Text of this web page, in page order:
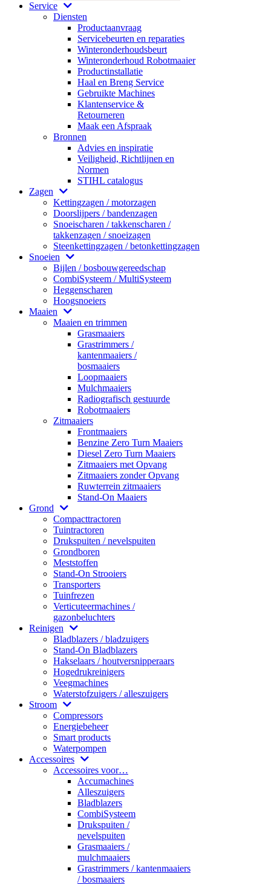
Service
Diensten
Productaanvraag
Servicebeurten en reparaties
Winteronderhoudsbeurt
Winteronderhoud Robotmaaier
Productinstallatie
Haal en Breng Service
Gebruikte Machines
Klantenservice &
Retourneren
Maak een Afspraak
Bronnen
Advies en inspiratie
Veiligheid, Richtlijnen en
Normen
STIHL catalogus
Zagen
Kettingzagen / motorzagen
Doorslijpers / bandenzagen
Snoeischaren / takkenscharen /
takkenzagen / snoeizagen
Steenkettingzagen / betonkettingzagen
Snoeien
Bijlen / bosbouwgereedschap
CombiSysteem / MultiSysteem
Heggenscharen
Hoogsnoeiers
Maaien
Maaien en trimmen
Grasmaaiers
Grastrimmers /
kantenmaaiers /
bosmaaiers
Loopmaaiers
Mulchmaaiers
Radiografisch gestuurde
Robotmaaiers
Zitmaaiers
Frontmaaiers
Benzine Zero Turn Maaiers
Diesel Zero Turn Maaiers
Zitmaaiers met Opvang
Zitmaaiers zonder Opvang
Ruwterrein zitmaaiers
Stand-On Maaiers
Grond
Compacttractoren
Tuintractoren
Drukspuiten / nevelspuiten
Grondboren
Meststoffen
Stand-On Strooiers
Transporters
Tuinfrezen
Verticuteermachines /
gazonbeluchters
Reinigen
Bladblazers / bladzuigers
Stand-On Bladblazers
Hakselaars / houtversnipperaars
Hogedrukreinigers
Veegmachines
Waterstofzuigers / alleszuigers
Stroom
Compressors
Energiebeheer
Smart products
Waterpompen
Accessoires
Accessoires voor…
Accumachines
Alleszuigers
Bladblazers
CombiSysteem
Drukspuiten /
nevelspuiten
Grasmaaiers /
mulchmaaiers
Grastrimmers / kantenmaaiers
/ bosmaaiers